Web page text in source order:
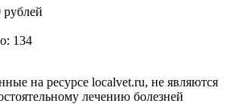
рублей
134
на ресурсе localvet.ru, не являются
лечению болезней